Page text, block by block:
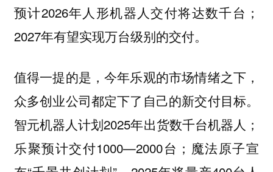
预计2026年人形机器人交付将达数千台；
2027年有望实现万台级别的交付。
值得一提的是，今年乐观的市场情绪之下，
众多创业公司都定下了自己的新交付目标。
智元机器人计划2025年出货数千台机器人；
乐聚预计交付1000—2000台；魔法原子宣